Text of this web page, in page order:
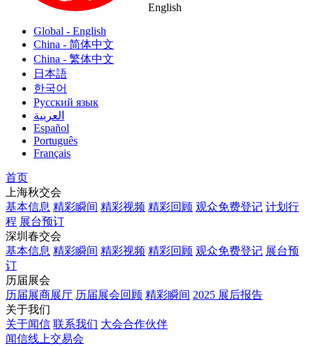
English
Global - English
China - 简体中文
China - 繁体中文
日本語
한국어
Русский язык
العربية
Español
Português
Français
首页
上海秋交会
基本信息 精彩瞬间 精彩视频 精彩回顾 观众免费登记 计划行
程 展台预订
深圳春交会
基本信息 精彩瞬间 精彩视频 精彩回顾 观众免费登记 展台预
订
历届展会
历届展商展厅 历届展会回顾 精彩瞬间 2025 展后报告
关于我们
关于闻信 联系我们 大会合作伙伴
闻信线上交易会